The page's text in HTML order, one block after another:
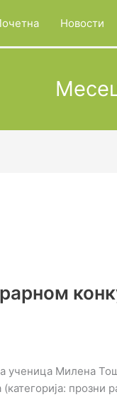
Новости
Милена
прозни